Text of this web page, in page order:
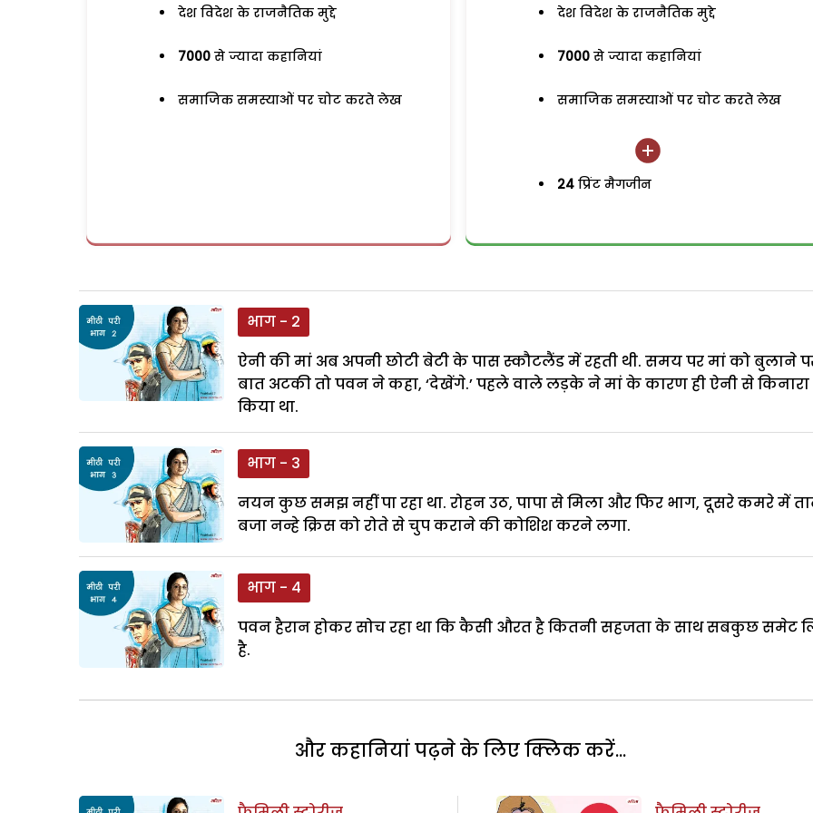
देश विदेश के राजनैतिक मुद्दे
7000 से ज्यादा कहानियां
समाजिक समस्याओं पर चोट करते लेख
देश विदेश के राजनैतिक मुद्दे
7000 से ज्यादा कहानियां
समाजिक समस्याओं पर चोट करते लेख
24 प्रिंट मैगजीन
भाग - 2
ऐनी की मां अब अपनी छोटी बेटी के पास स्कौटलैंड में रहती थी. समय पर मां को बुलाने
बात अटकी तो पवन ने कहा, ‘देखेंगे.’ पहले वाले लड़के ने मां के कारण ही ऐनी से किनारा
किया था.
भाग - 3
नयन कुछ समझ नहीं पा रहा था. रोहन उठ, पापा से मिला और फिर भाग, दूसरे कमरे में
बजा नन्हे क्रिस को रोते से चुप कराने की कोशिश करने लगा.
भाग - 4
पवन हैरान होकर सोच रहा था कि कैसी औरत है कितनी सहजता के साथ सबकुछ समेट
है.
और कहानियां पढ़ने के लिए क्लिक करें...